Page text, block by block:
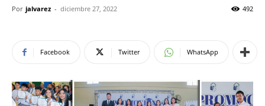
Por jalvarez - diciembre 27, 2022 492
Facebook Twitter WhatsApp